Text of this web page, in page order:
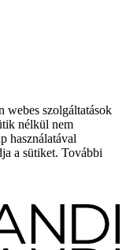
webes szolgáltatások
nélkül nem
használatával
a sütiket. További